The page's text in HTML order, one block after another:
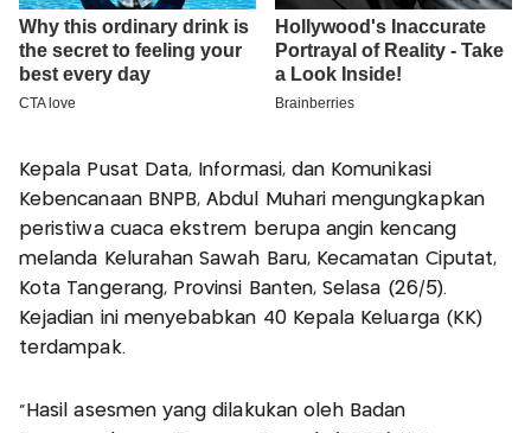
Kepala Pusat Data, Informasi, dan Komunikasi
Kebencanaan BNPB, Abdul Muhari mengungkapkan
peristiwa cuaca ekstrem berupa angin kencang
melanda Kelurahan Sawah Baru, Kecamatan Ciputat,
Kota Tangerang, Provinsi Banten, Selasa (26/5).
Kejadian ini menyebabkan 40 Kepala Keluarga (KK)
terdampak.
"Hasil asesmen yang dilakukan oleh Badan